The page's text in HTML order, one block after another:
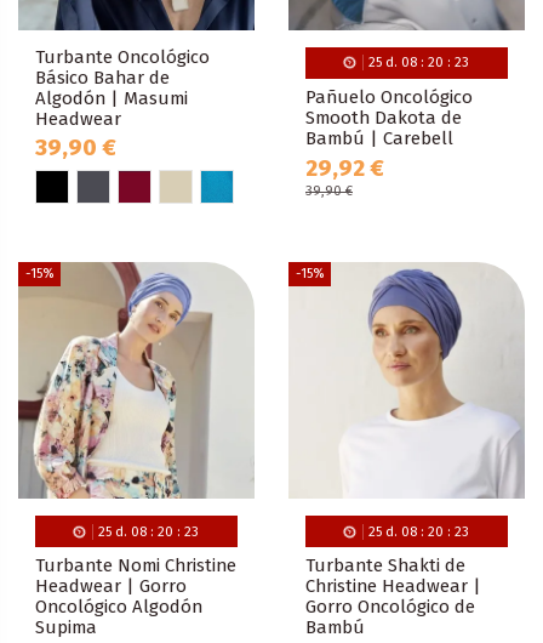
Turbante Oncológico
Básico Bahar de
Algodón | Masumi
Headwear
39,90 €
25 d. 08 :20 :22
Pañuelo Oncológico
Smooth Dakota de
Bambú | Carebell
29,92 €
39,90 €
-15%
25 d. 08 :20 :22
Turbante Nomi Christine
Headwear | Gorro
Oncológico Algodón
Supima
-15%
25 d. 08 :20 :22
Turbante Shakti de
Christine Headwear |
Gorro Oncológico de
Bambú